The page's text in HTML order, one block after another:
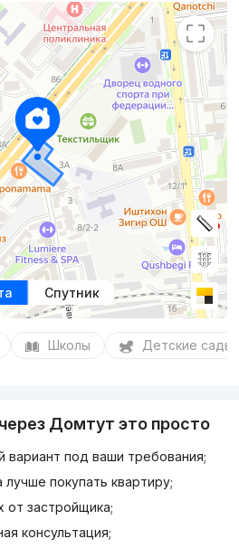
Спутник
Школы Детские сады
Домтут это просто
вариант под ваши требования;
покупать квартиру;
от застройщика;
консультация;